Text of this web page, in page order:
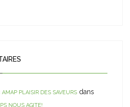
PLAISIR DES SAVEURS dans
NOUS AGITE!